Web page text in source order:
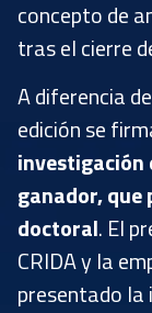
concepto de
tras el cierre
A diferencia
edición se
investigación
ganador, que
doctoral. El
CRIDA y la
presentado la